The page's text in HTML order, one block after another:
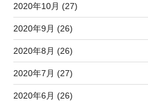
2020年10月 (27)
2020年9月 (26)
2020年8月 (26)
2020年7月 (27)
2020年6月 (26)